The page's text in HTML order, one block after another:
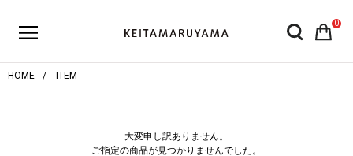
0
HOME ITEM
大変申し訳ありません。
ご指定の商品が見つかりませんでした。